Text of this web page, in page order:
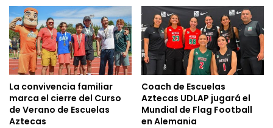
La convivencia familiar
marca el cierre del Curso
de Verano de Escuelas
Aztecas
Coach de Escuelas
Aztecas UDLAP jugará el
Mundial de Flag Football
en Alemania